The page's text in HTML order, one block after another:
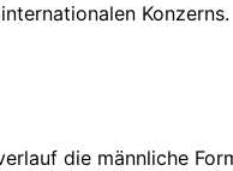
Konzerns.
die männliche